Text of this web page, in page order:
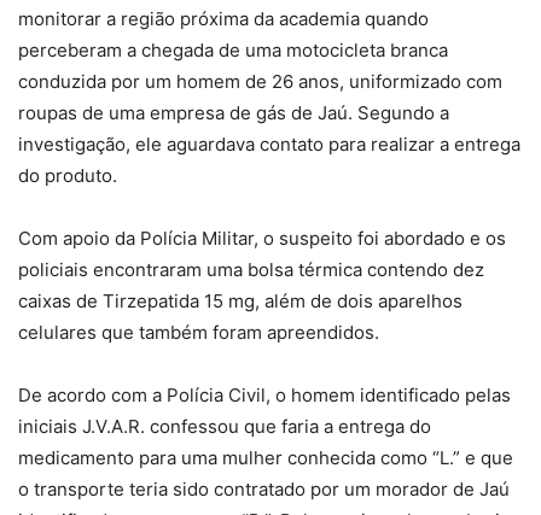
monitorar a região próxima da academia quando
perceberam a chegada de uma motocicleta branca
conduzida por um homem de 26 anos, uniformizado com
roupas de uma empresa de gás de Jaú. Segundo a
investigação, ele aguardava contato para realizar a entrega
do produto.
Com apoio da Polícia Militar, o suspeito foi abordado e os
policiais encontraram uma bolsa térmica contendo dez
caixas de Tirzepatida 15 mg, além de dois aparelhos
celulares que também foram apreendidos.
De acordo com a Polícia Civil, o homem identificado pelas
iniciais J.V.A.R. confessou que faria a entrega do
medicamento para uma mulher conhecida como “L.” e que
o transporte teria sido contratado por um morador de Jaú